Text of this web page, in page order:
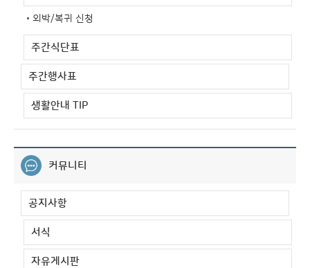
외박/복귀 신청
주간식단표
주간행사표
생활안내 TIP
커뮤니티
공지사항
서식
자유게시판